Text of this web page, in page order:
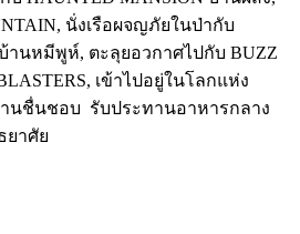
นั่งเรือผจญภัยในป่ากับ
บ้านหมีพูห์, ตะลุยอวกาศไปกับ BUZZ
เข้าไปอยู่ในโลกแห่ง
นชื่นชอบ รับประทานอาหารกลาง
ยาศัย